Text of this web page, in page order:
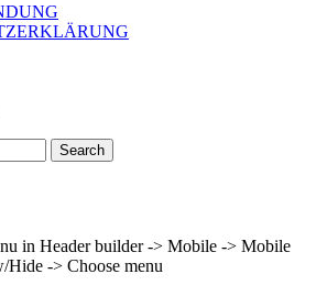
Search
in Header builder -> Mobile -> Mobile
Hide -> Choose menu